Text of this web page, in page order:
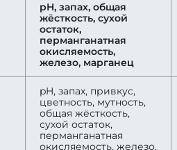
pH, запах, общая
жёсткость, сухой
остаток,
перманганатная
окисляемость,
железо, марганец
pH, запах, привкус,
цветность, мутность,
общая жёсткость,
сухой остаток,
перманганатная
окисляемость, железо,